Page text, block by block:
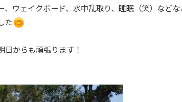
ウェイクボード、水中乱取り、睡眠（笑）などな
た
からも頑張ります！